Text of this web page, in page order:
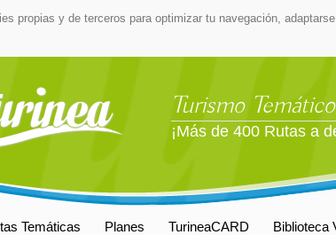
propias y de terceros para optimizar tu navegación,
Turismo Temático
¡Más de 400 Rutas a
Temáticas Planes TurineaCARD Biblioteca